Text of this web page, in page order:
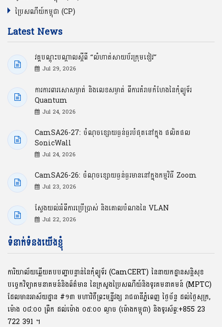
ប្រៃសណីយ៍កម្ពុជា (CP)
Latest News
វគ្គបណ្ដុះបណ្ដាលស្ដីពី “លំហាត់សាយប័រក្រុមខៀវ”
Jul 29, 2026
ការការពារសោសម្ងាត់ និងលេខសម្ងាត់ ពីការគំរាមកំហែងនៃកុំព្យូទ័រ
Quantum
Jul 24, 2026
CamSA26-27: ចំណុចខ្សោយធ្ងន់ធ្ងរបំផុតនៅក្នុង ផលិតផល
SonicWall
Jul 24, 2026
CamSA26-26: ចំណុចខ្សោយធ្ងន់ធ្ងរមាននៅក្នុងកម្មវិធី Zoom
Jul 23, 2026
ស្វែងយល់អំពីការប្រើប្រាស់ និងគោលបំណងនៃ VLAN
Jul 22, 2026
ទំនាក់ទំនងយើងខ្ញុំ
ការិយាល័យឆ្លើយតបបញ្ហាបន្ទាន់នៃកុំព្យូទ័រ (CamCERT) នៃនាយកដ្ឋានសន្តិសុខ
បច្ចេកវិទ្យាគមនាគមន៍និងព័ត៌មាន នៃក្រសួងប្រៃសណីយ៍និងទូរគមនាគមន៍ (MPTC)
ដែលមានអាស័យដ្ឋាន #១៣ មហាវិថីព្រះមុនី្នវង្ស រាជធានីភ្នំពេញ ថ្ងៃច័ន្ទ ដល់ថ្ងៃសុក្រ,
ម៉ោង ០៨:០០ ​ព្រឹក ដល់ម៉ោង ០៥:០០ ល្ងាច (ម៉ោងកម្ពុជា) និងទូរស័ព្ទ:+855 23
722 391 ។